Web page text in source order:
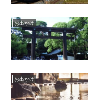
お出かけ
お出かけ